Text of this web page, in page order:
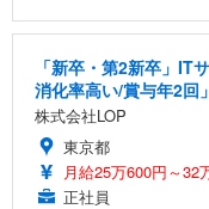
「新卒・第2新卒」IT
消化率高い/賞与年2回
株式会社LOP
東京都
月給25万600円～32
正社員